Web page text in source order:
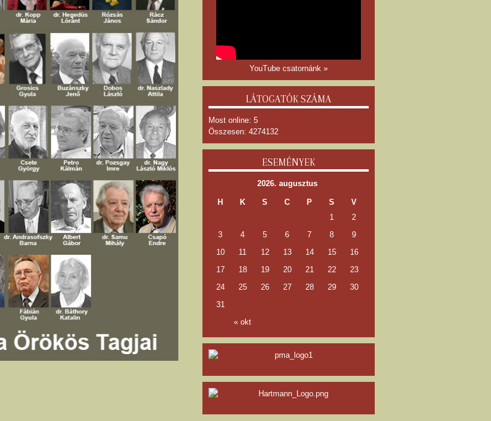
YouTube csatornánk »
LÁTOGATÓK SZÁMA
Most online: 5
Összesen: 4274132
ESEMÉNYEK
2026. augusztus
H K S C P S V
« okt
1
2
3
4 5 6 7 8
9
10
11 12 13 14 15
16
17
18 19 20 21 22
23
24
25 26 27 28 29
30
31